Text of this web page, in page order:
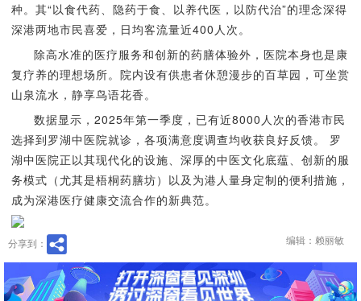
种。其“以食代药、隐药于食、以养代医，以防代治”的理念深得
深港两地市民喜爱，日均客流量近400人次。
除高水准的医疗服务和创新的药膳体验外，医院本身也是康
复疗养的理想场所。院内设有供患者休憩漫步的百草园，可坐赏
山泉流水，静享鸟语花香。
数据显示，2025年第一季度，已有近8000人次的香港市民
选择到罗湖中医院就诊，各项满意度调查均收获良好反馈。 罗
湖中医院正以其现代化的设施、深厚的中医文化底蕴、创新的服
务模式（尤其是梧桐药膳坊）以及为港人量身定制的便利措施，
成为深港医疗健康交流合作的新典范。
分享到： 编辑：赖丽敏